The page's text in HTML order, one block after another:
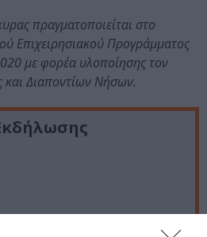
πραγματοποιείται στο
Επιχειρησιακού Προγράμματος
με φορέα υλοποίησης τον
και Διαποντίων Νήσων.